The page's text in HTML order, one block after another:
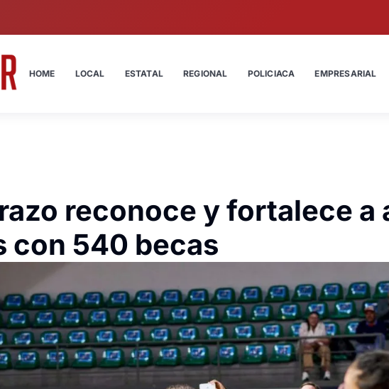
HOME LOCAL ESTATAL REGIONAL POLICIACA EMPRESARIAL
reconoce y fortalece a
con 540 becas